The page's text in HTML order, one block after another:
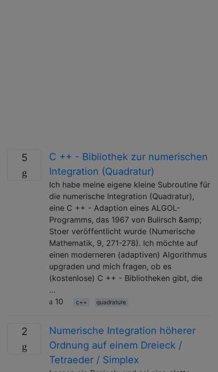
5
C ++ - Bibliothek zur numerischen
Integration (Quadratur)
Ich habe meine eigene kleine Subroutine für
die numerische Integration (Quadratur),
eine C ++ - Adaption eines ALGOL-
Programms, das 1967 von Bulirsch &amp;
Stoer veröffentlicht wurde (Numerische
Mathematik, 9, 271-278). Ich möchte auf
einen moderneren (adaptiven) Algorithmus
upgraden und mich fragen, ob es
(kostenlose) C ++ - Bibliotheken gibt, die
…
10
c++ quadrature
2
Numerische Integration höherer
Ordnung auf einem Dreieck /
Tetraeder / Simplex